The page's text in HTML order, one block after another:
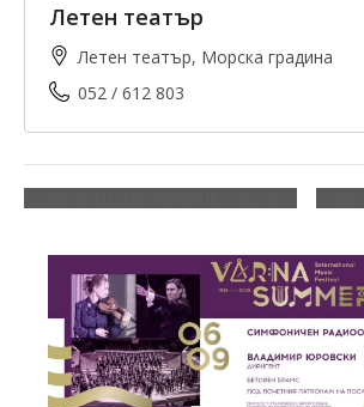
Летен театър
Летен театър, Морска градина
052 / 612 803